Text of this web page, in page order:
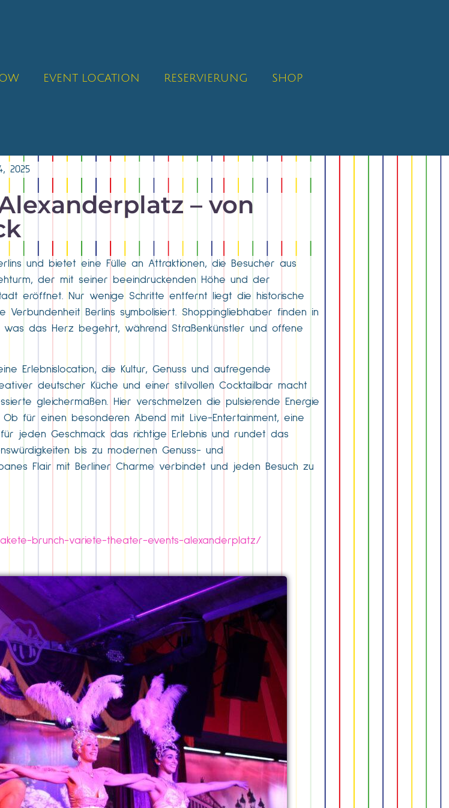
EVENT LOCATION RESERVIERUNG SHOP
2025
– von
und bietet eine Fülle an Attraktionen, die Besucher aus
der mit seiner beeindruckenden Höhe und der
eröffnet. Nur wenige Schritte entfernt liegt die historische
Berlins symbolisiert. Shoppingliebhaber finden in
was das Herz begehrt, während Straßenkünstler und offene
Erlebnislocation, die Kultur, Genuss und aufregende
deutscher Küche und einer stilvollen Cocktailbar macht
gleichermaßen. Hier verschmelzen die pulsierende Energie
für einen besonderen Abend mit Live-Entertainment, eine
jeden Geschmack das richtige Erlebnis und rundet das
bis zu modernen Genuss- und
Flair mit Berliner Charme verbindet und jeden Besuch zu
brunch-variete-theater-events-alexanderplatz/